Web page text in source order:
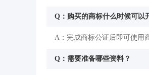
Q：购买的商标什么时候可以
A：完成商标公证后即可使用
Q：需要准备哪些资料？